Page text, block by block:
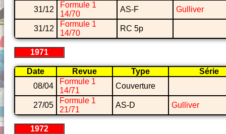
31/12
Formule 1
14/70
AS-F Gulliver
31/12
Formule 1
14/70
RC 5p
1971
Date Revue Type
Série
08/04
Formule 1
14/71
Couverture
27/05
Formule 1
21/71
AS-D Gulliver
1972